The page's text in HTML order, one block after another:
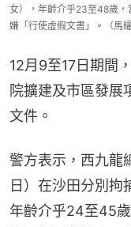
女），年齡介乎23至48歲
嫌「行使虛假文書」。（馬耀
12月9至17日期間
院擴建及市區發展
文件。
警方表示，西九龍
日）在沙田分別拘
年齡介乎24至45